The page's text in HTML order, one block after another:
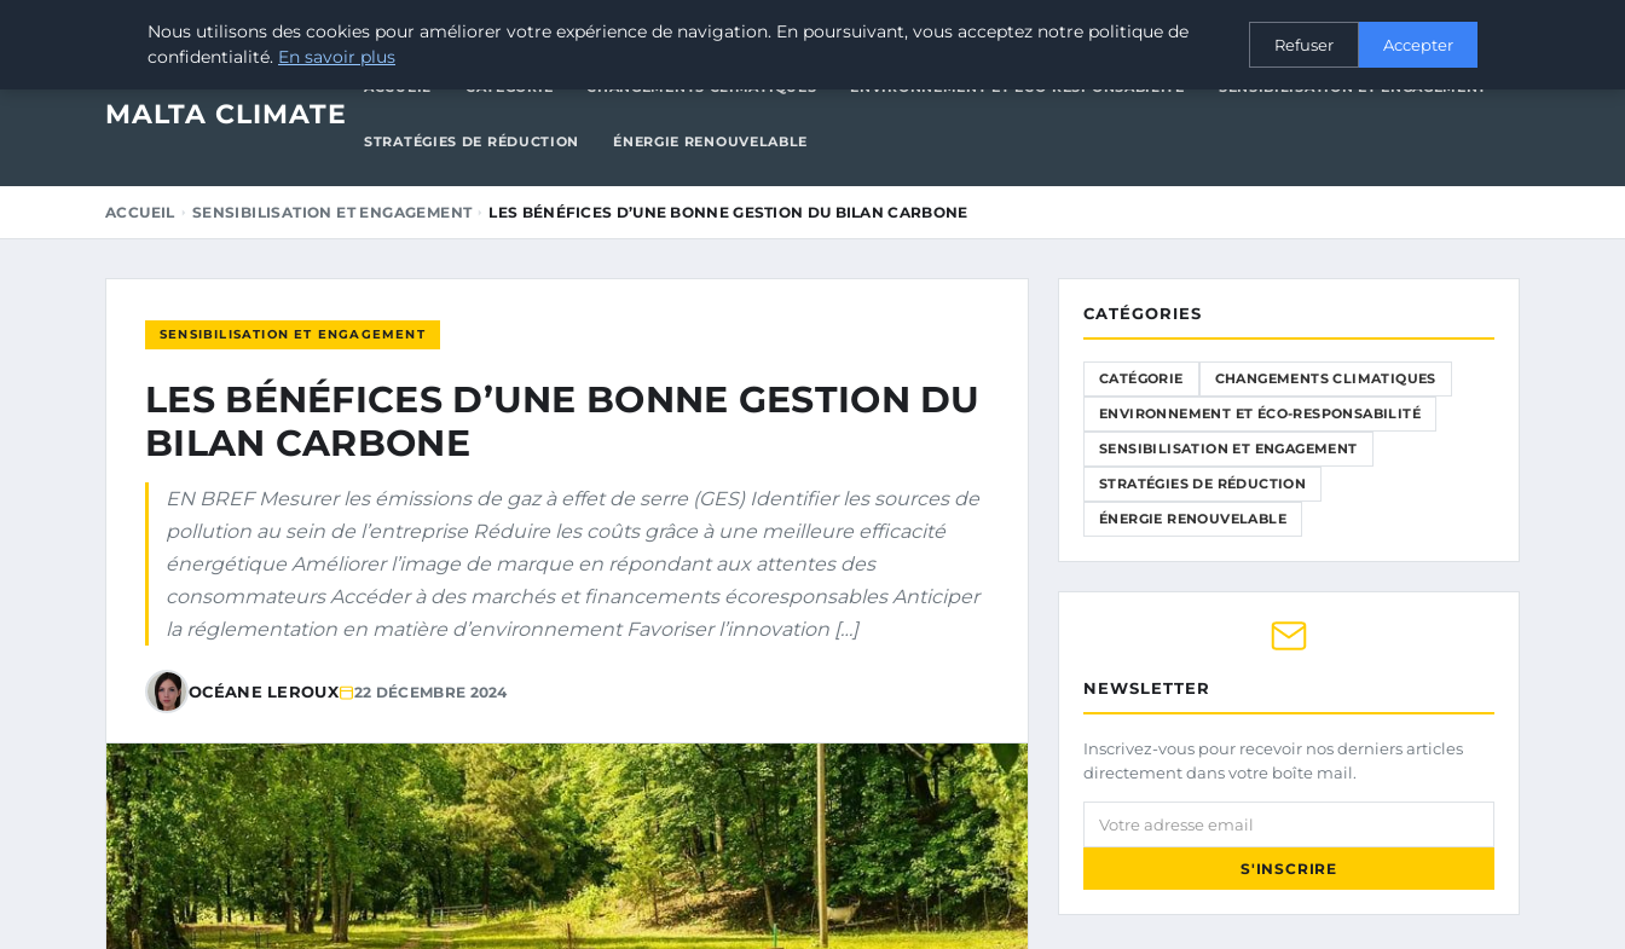
22 DÉCEMBRE 2024 CATÉGORIE CHANGEMENTS CLIMATIQUES ENVIRONNEMENT ET ÉCO-RESPONSABILITÉSENSIBILISATION ET ENGAGEMENT
MALTA CLIMATE
ACCUEIL CATÉGORIE CHANGEMENTS CLIMATIQUES ENVIRONNEMENT ET ÉCO-RESPONSABILITÉ SENSIBILISATION ET ENGAGEMENT
STRATÉGIES DE RÉDUCTION ÉNERGIE RENOUVELABLE
ACCUEIL SENSIBILISATION ET ENGAGEMENT LES BÉNÉFICES D’UNE BONNE GESTION DU BILAN CARBONE
SENSIBILISATION ET ENGAGEMENT
LES BÉNÉFICES D’UNE BONNE GESTION DU
BILAN CARBONE
EN BREF Mesurer les émissions de gaz à effet de serre (GES) Identifier les sources de
pollution au sein de l’entreprise Réduire les coûts grâce à une meilleure efficacité
énergétique Améliorer l’image de marque en répondant aux attentes des
consommateurs Accéder à des marchés et financements écoresponsables Anticiper
la réglementation en matière d’environnement Favoriser l’innovation […]
OCÉANE LEROUX 22 DÉCEMBRE 2024
CATÉGORIES
CATÉGORIE CHANGEMENTS CLIMATIQUES
ENVIRONNEMENT ET ÉCO-RESPONSABILITÉ
SENSIBILISATION ET ENGAGEMENT
STRATÉGIES DE RÉDUCTION
ÉNERGIE RENOUVELABLE
NEWSLETTER
Inscrivez-vous pour recevoir nos derniers articles
directement dans votre boîte mail.
Votre adresse email
S'INSCRIRE
Nous utilisons des cookies pour améliorer votre expérience de navigation. En poursuivant, vous acceptez notre politique de
confidentialité. En savoir plus
Refuser Accepter